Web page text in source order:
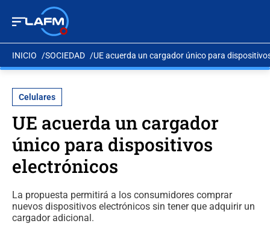
INICIO SOCIEDAD UE acuerda un cargador único para
Celulares
UE acuerda un cargador
único para dispositivos
electrónicos
La propuesta permitirá a los consumidores comprar
nuevos dispositivos electrónicos sin tener que adquirir un
cargador adicional.